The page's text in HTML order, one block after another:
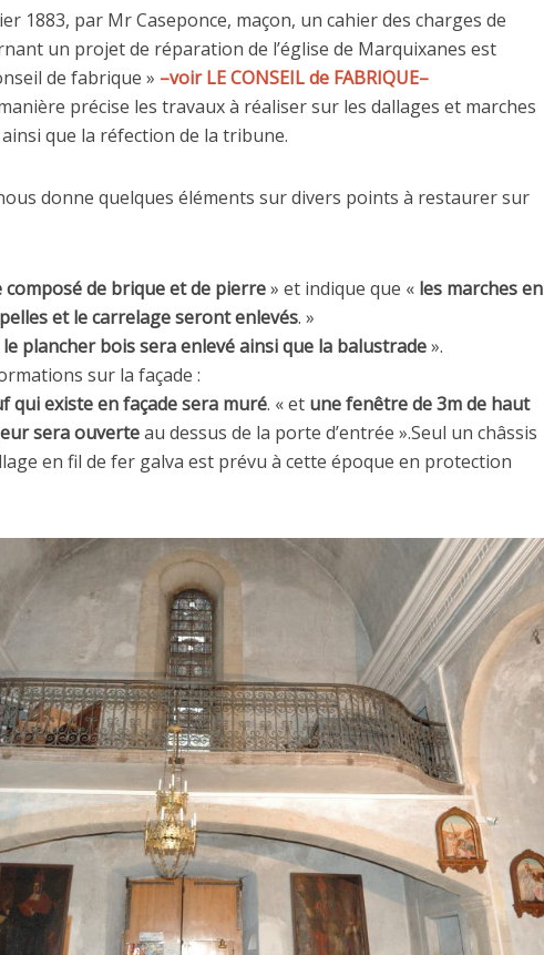
1883, par Mr Caseponce, maçon, un cahier des charges de
un projet de réparation de l’église de Marquixanes est
de fabrique » –voir LE CONSEIL de FABRIQUE–
précise les travaux à réaliser sur les dallages et marches
que la réfection de la tribune.
donne quelques éléments sur divers points à restaurer sur
composé de brique et de pierre» et indique que « les marches en
et le carrelage seront enlevés. »
le plancher bois sera enlevé ainsi que la balustrade».
sur la façade :
qui existe en façade sera muré. « et une fenêtre de 3m de haut
sera ouverteau dessus de la porte d’entrée ».Seul un châssis
en fil de fer galva est prévu à cette époque en protection